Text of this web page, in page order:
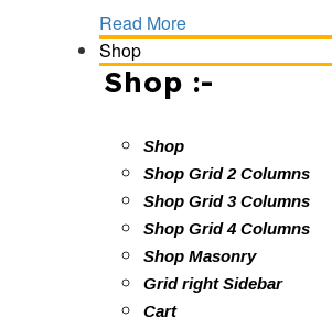
Read More
Shop
Shop :-
Shop
Shop Grid 2 Columns
Shop Grid 3 Columns
Shop Grid 4 Columns
Shop Masonry
Grid right Sidebar
Cart